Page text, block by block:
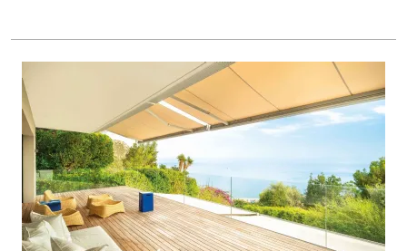
Divani classici
Poltrone
Divanoletto
Chaise Longue
Divani Angolo
Divani in Pelle
Complementi
Energie Rinnovabili
Bioedilizia
Cura della casa
Pulizia